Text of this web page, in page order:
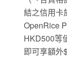
結之信用卡
OpenRice
HKD500等
即可享額外